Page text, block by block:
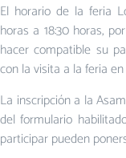
El horario de la feria
horas a 18:30 horas,
hacer compatible su
con la visita a la feria
La inscripción a la
del formulario
participar pueden